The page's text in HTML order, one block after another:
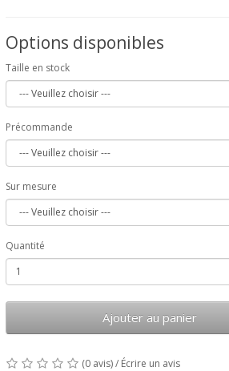
Options disponibles
Taille en stock
Précommande
Sur mesure
Quantité
Ajouter au panier
(0 avis)/ Écrire un avis